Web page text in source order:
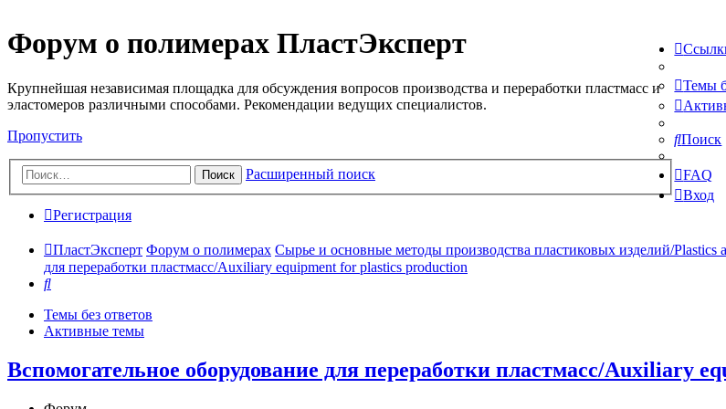
Форум о полимерах ПластЭксперт
Крупнейшая независимая площадка для обсуждения вопросов производства и переработки пластмасс и
эластомеров различными способами. Рекомендации ведущих специалистов.
Пропустить
Поиск Расширенный поиск
Темы
Поиск
FAQ
Вход
Регистрация
ПластЭксперт Форум о полимерах Сырье и основные методы производства пластиковых изделий/Plastics
для переработки пластмасс/Auxiliary equipment for plastics production
Поиск
Темы без ответов
Активные темы
Вспомогательное оборудование для переработки пластмасс/Auxiliary